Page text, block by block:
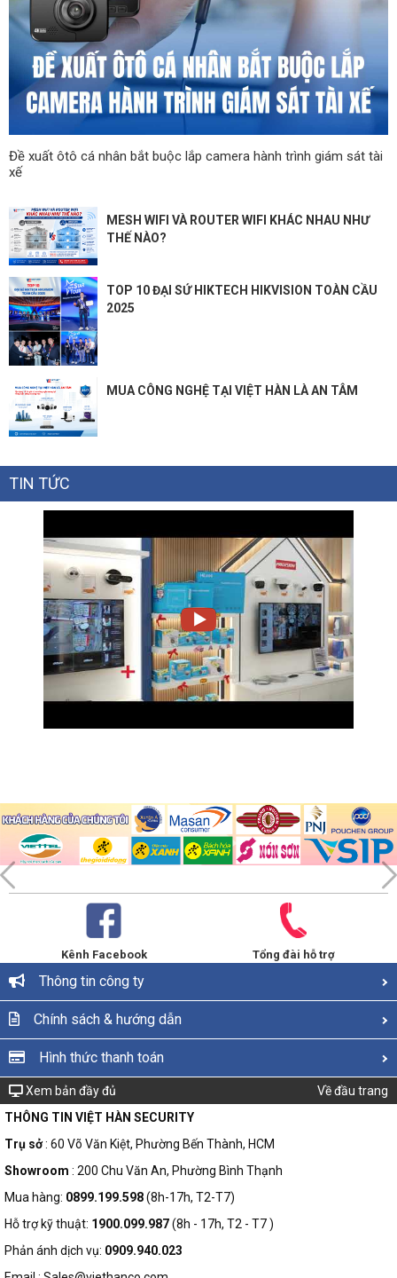
Đề xuất ôtô cá nhân bắt buộc lắp camera hành trình giám sát tài
xế
MESH WIFI VÀ ROUTER WIFI KHÁC NHAU NHƯ
THẾ NÀO?
TOP 10 ĐẠI SỨ HIKTECH HIKVISION TOÀN CẦU
2025
MUA CÔNG NGHỆ TẠI VIỆT HÀN LÀ AN TÂM
TIN TỨC
Kênh Facebook Tổng đài hỗ trợ
Thông tin công ty
Chính sách & hướng dẫn
Hình thức thanh toán
Xem bản đầy đủ
Về đầu trang
THÔNG TIN VIỆT HÀN SECURITY
Trụ sở: 60 Võ Văn Kiệt, Phường Bến Thành, HCM
Showroom : 200 Chu Văn An, Phường Bình Thạnh
Mua hàng: 0899.199.598(8h-17h, T2-T7)
Hỗ trợ kỹ thuật: 1900.099.987(8h - 17h, T2 - T7 )
Phản ánh dịch vụ: 0909.940.023